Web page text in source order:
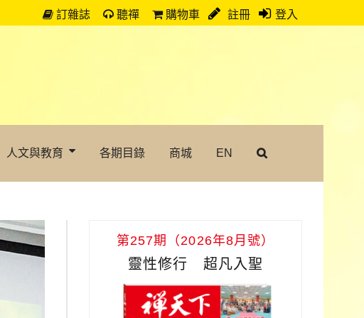
訂雜誌 聽禪 購物車 註冊 登入
人文與教育 各期目錄 商城 EN
第257期（2026年8月號）
靈性修行 超凡入聖